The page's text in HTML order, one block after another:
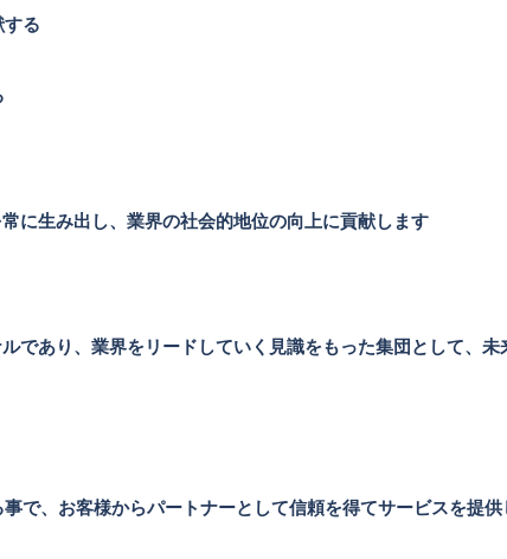
する
に生み出し、業界の社会的地位の向上に貢献します
であり、業界をリードしていく見識をもった集団として、
で、お客様からパートナーとして信頼を得てサービスを提